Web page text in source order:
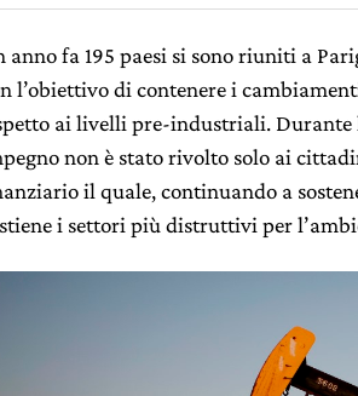
anno fa 195 paesi si sono riuniti a
l’obiettivo di contenere i
ai livelli pre-industriali. Durante
non è stato rivolto solo ai
il quale, continuando a
i settori più distruttivi per